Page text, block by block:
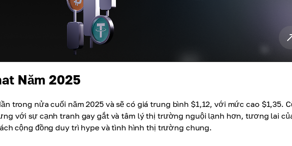
Năm 2025
trong nửa cuối năm 2025 và sẽ có giá trung bình $1,12, với mức cao $1,35.
với sự cạnh tranh gay gắt và tâm lý thị trường nguội lạnh hơn, tương lai
cộng đồng duy trì hype và tình hình thị trường chung.